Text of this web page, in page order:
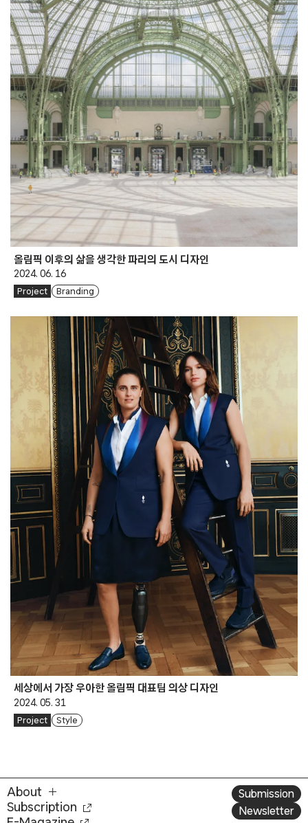
올림픽 이후의 삶을 생각한 파리의 도시 디자인
2024. 06. 16
Project Branding
세상에서 가장 우아한 올림픽 대표팀 의상 디자인
2024. 05. 31
Project Style
About
Subscription
Submission
Newsletter